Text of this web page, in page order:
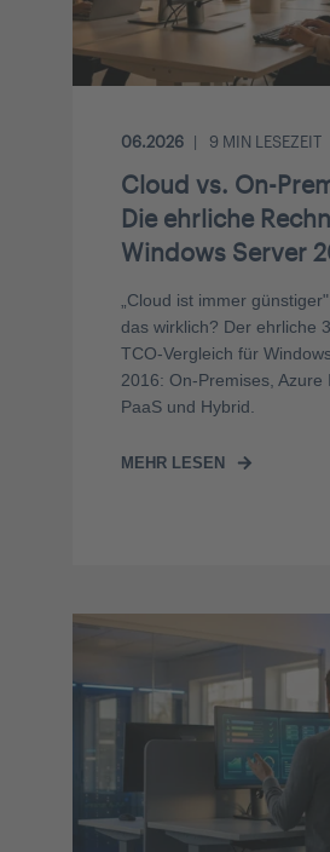
06.2026 9 MIN LESEZEIT
Cloud vs. On-
Die ehrliche
Windows Server
„Cloud ist immer
das wirklich? Der ehrliche
TCO-Vergleich für
2016: On-Premises, Azure
PaaS und Hybrid.
MEHR LESEN